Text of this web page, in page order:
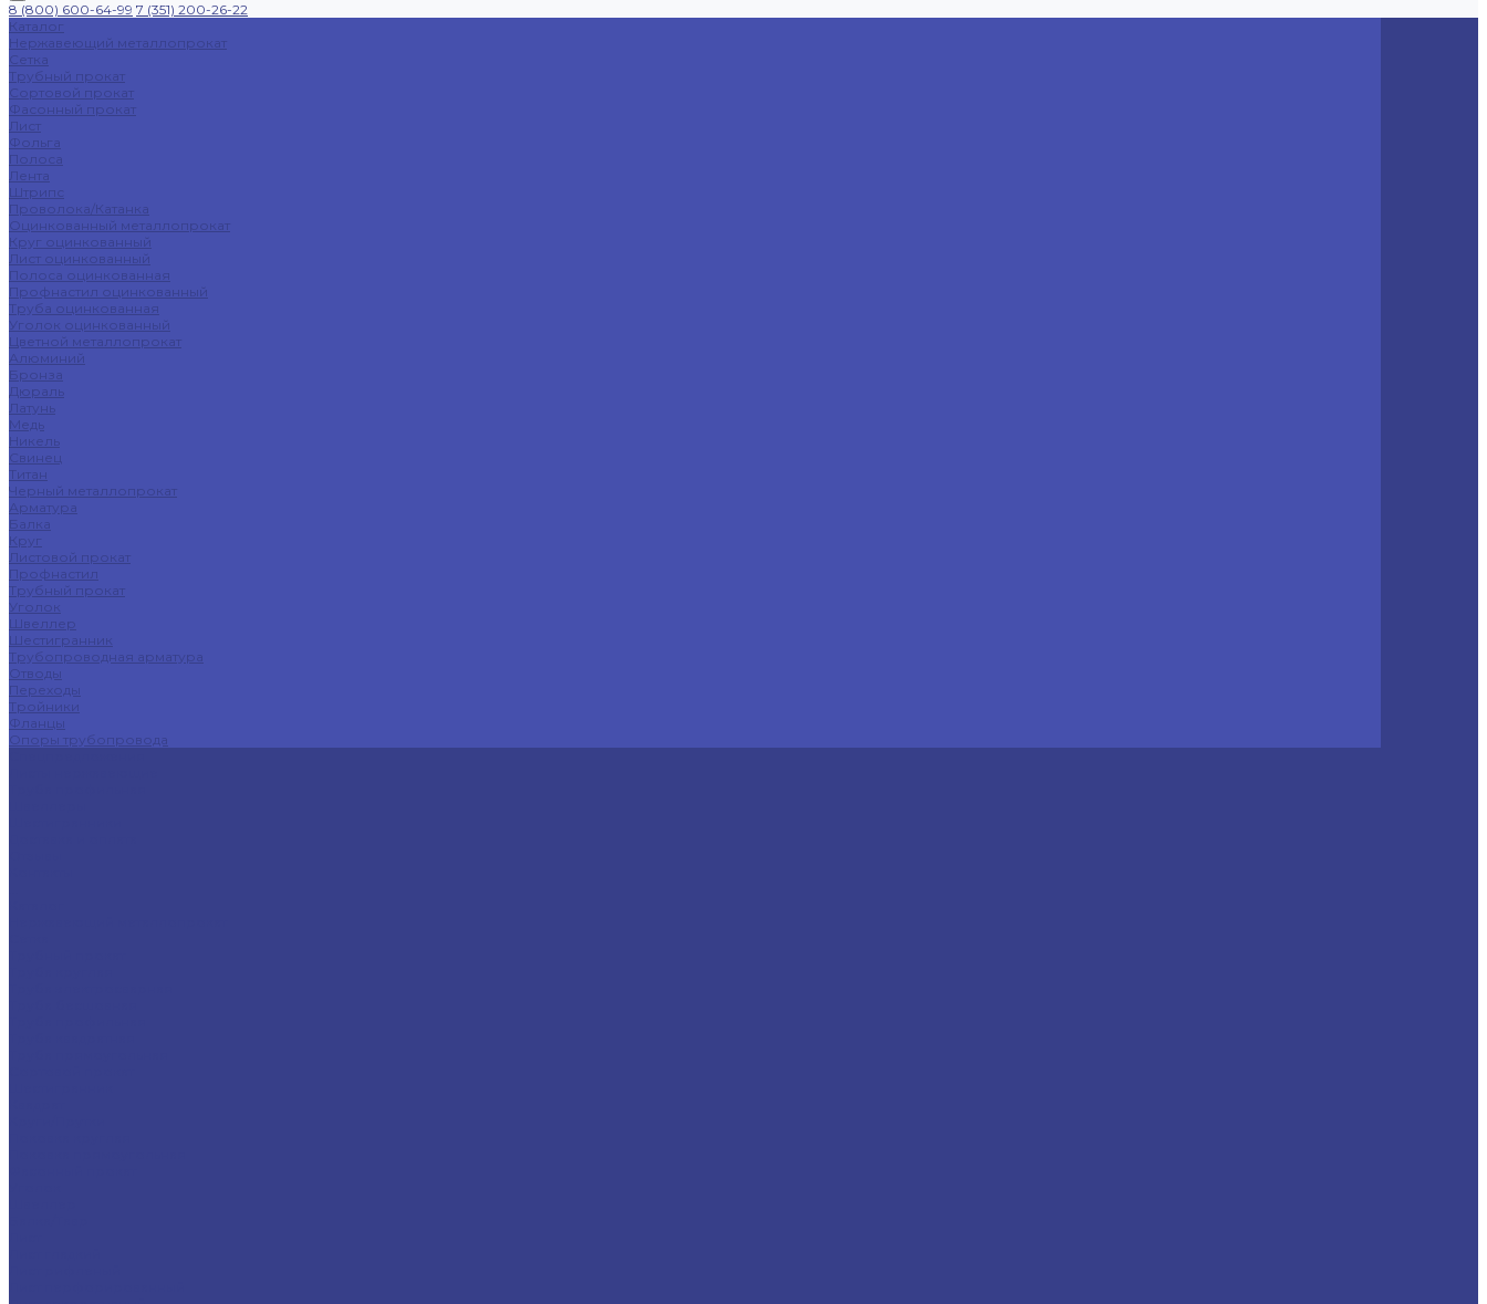
8 (800) 600-64-99 7 (351) 200-26-22
Каталог
Нержавеющий металлопрокат
Сетка
Трубный прокат
Сортовой прокат
Фасонный прокат
Лист
Фольга
Полоса
Лента
Штрипс
Проволока/Катанка
Оцинкованный металлопрокат
Круг оцинкованный
Лист оцинкованный
Полоса оцинкованная
Профнастил оцинкованный
Труба оцинкованная
Уголок оцинкованный
Цветной металлопрокат
Алюминий
Бронза
Дюраль
Латунь
Медь
Никель
Свинец
Титан
Черный металлопрокат
Арматура
Балка
Круг
Листовой прокат
Профнастил
Трубный прокат
Уголок
Швеллер
Шестигранник
Трубопроводная арматура
Отводы
Переходы
Тройники
Фланцы
Опоры трубопровода